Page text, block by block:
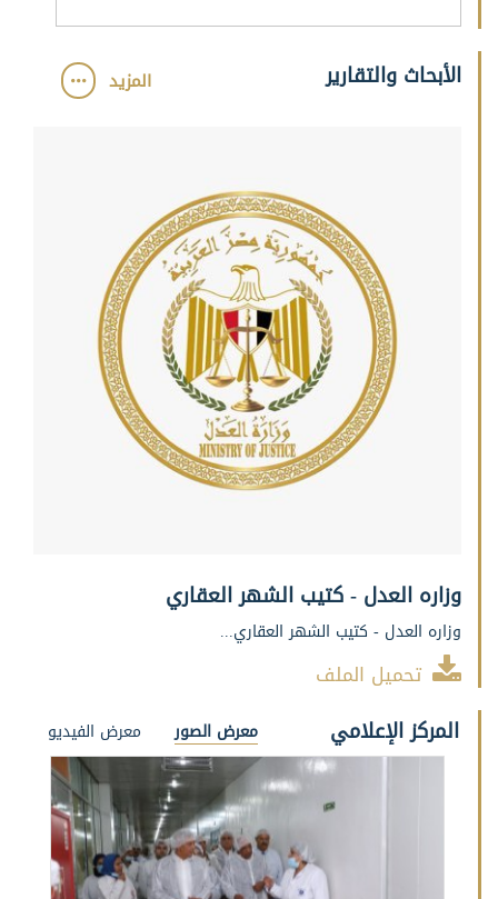
الأبحاث والتقارير المزيد
وزاره العدل - كتيب الشهر العقاري
وزاره العدل - كتيب الشهر العقاري...
تحميل الملف
المركز الإعلامي معرض الصور معرض الفيديو